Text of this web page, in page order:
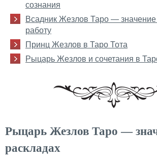
сознания
Всадник Жезлов Таро — значение
работу
Принц Жезлов в Таро Тота
Рыцарь Жезлов и сочетания в
Рыцарь Жезлов Таро —
раскладах